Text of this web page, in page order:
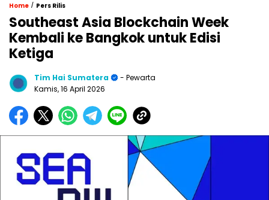
Home / Pers Rilis
Southeast Asia Blockchain Week
Kembali ke Bangkok untuk Edisi
Ketiga
Tim Hai Sumatera
- Pewarta
Kamis, 16 April 2026